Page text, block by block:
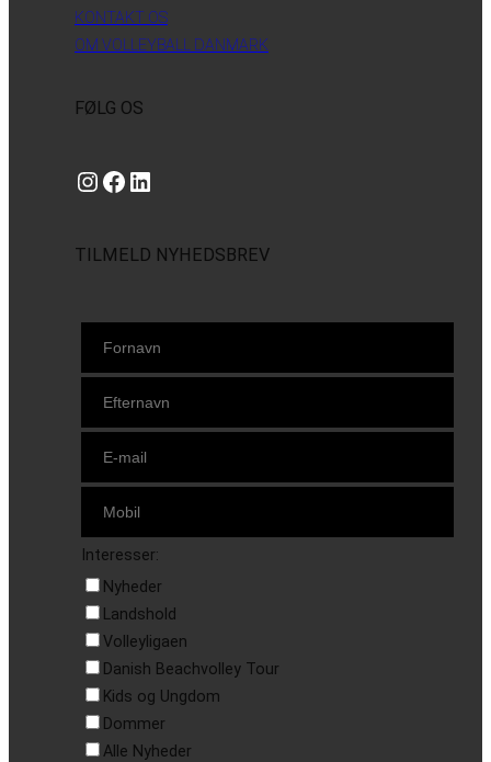
KONTAKT OS
OM VOLLEYBALL DANMARK
FØLG OS
Instagram https://www.facebook.com/danishbeachvolleytour LinkedIn
TILMELD NYHEDSBREV
Interesser:
Nyheder
Landshold
Volleyligaen
Danish Beachvolley Tour
Kids og Ungdom
Dommer
Alle Nyheder